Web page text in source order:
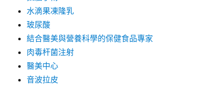
水滴果凍隆乳
玻尿酸
結合醫美與營養科學的保健食品專家
肉毒杆菌注射
醫美中心
音波拉皮